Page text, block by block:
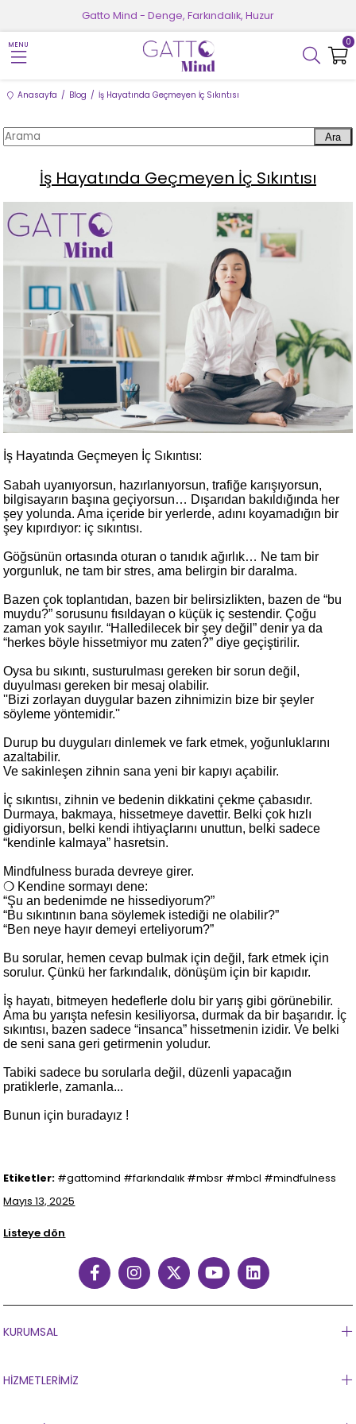
Gatto Mind - Denge, Farkındalık, Huzur
MENU 0
Anasayfa Blog İş Hayatında Geçmeyen İç Sıkıntısı
Ara
İş Hayatında Geçmeyen İç Sıkıntısı
İş Hayatında Geçmeyen İç Sıkıntısı:
Sabah uyanıyorsun, hazırlanıyorsun, trafiğe karışıyorsun,
bilgisayarın başına geçiyorsun… Dışarıdan bakıldığında her
şey yolunda. Ama içeride bir yerlerde, adını koyamadığın bir
şey kıpırdıyor: iç sıkıntısı.
Göğsünün ortasında oturan o tanıdık ağırlık… Ne tam bir
yorgunluk, ne tam bir stres, ama belirgin bir daralma.
Bazen çok toplantıdan, bazen bir belirsizlikten, bazen de “bu
muydu?” sorusunu fısıldayan o küçük iç sestendir. Çoğu
zaman yok sayılır. “Halledilecek bir şey değil” denir ya da
“herkes böyle hissetmiyor mu zaten?” diye geçiştirilir.
Oysa bu sıkıntı, susturulması gereken bir sorun değil,
duyulması gereken bir mesaj olabilir.
''Bizi zorlayan duygular bazen zihnimizin bize bir şeyler
söyleme yöntemidir.''
Durup bu duyguları dinlemek ve fark etmek, yoğunluklarını
azaltabilir.
Ve sakinleşen zihnin sana yeni bir kapıyı açabilir.
İç sıkıntısı, zihnin ve bedenin dikkatini çekme çabasıdır.
Durmaya, bakmaya, hissetmeye davettir. Belki çok hızlı
gidiyorsun, belki kendi ihtiyaçlarını unuttun, belki sadece
“kendinle kalmaya” hasretsin.
Mindfulness burada devreye girer.
❍ Kendine sormayı dene:
“Şu an bedenimde ne hissediyorum?”
“Bu sıkıntının bana söylemek istediği ne olabilir?”
“Ben neye hayır demeyi erteliyorum?”
Bu sorular, hemen cevap bulmak için değil, fark etmek için
sorulur. Çünkü her farkındalık, dönüşüm için bir kapıdır.
İş hayatı, bitmeyen hedeflerle dolu bir yarış gibi görünebilir.
Ama bu yarışta nefesin kesiliyorsa, durmak da bir başarıdır. İç
sıkıntısı, bazen sadece “insanca” hissetmenin izidir. Ve belki
de seni sana geri getirmenin yoludur.
Tabiki sadece bu sorularla değil, düzenli yapacağın
pratiklerle, zamanla...
Bunun için buradayız !
Etiketler: #gattomind #farkındalık #mbsr #mbcl #mindfulness
Mayıs 13, 2025
Listeye dön
KURUMSAL
HİZMETLERİMİZ